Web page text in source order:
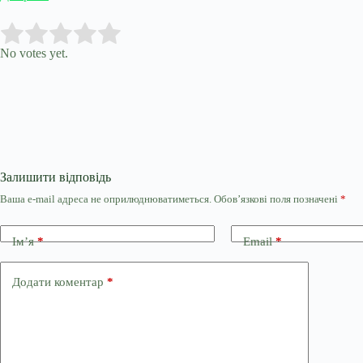
Rate this item:
No votes yet.
Залишити відповідь
Ваша e-mail адреса не оприлюднюватиметься. Обов’язкові поля позначені *
Ім’я* Email*
Додати коментар *